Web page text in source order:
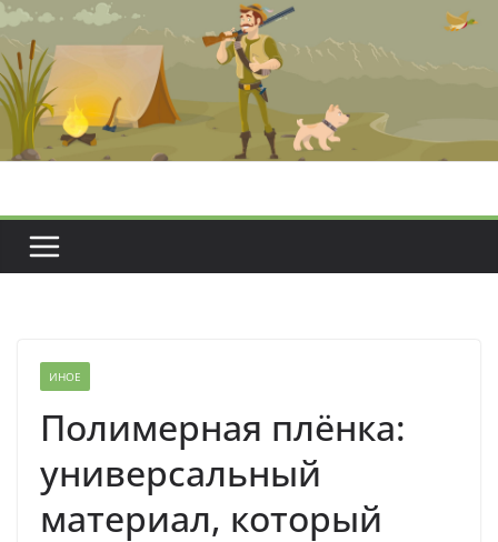
Перейти
содержимому
ИНОЕ
Полимерная плёнка:
универсальный
материал, который